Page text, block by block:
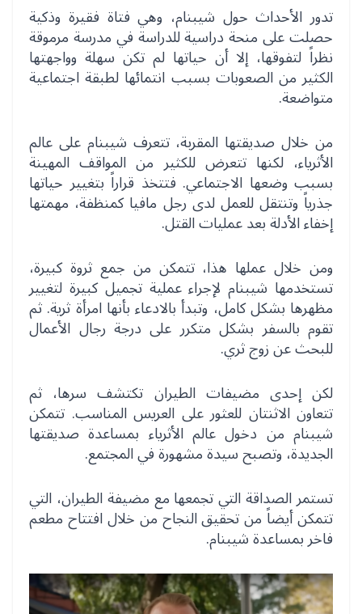
تدور الأحداث حول شيبنام، وهي فتاة فقيرة وذكية
حصلت على منحة دراسية للدراسة في مدرسة مرموقة
نظراً لتفوقها، إلا أن حياتها لم تكن سهلة وواجهتها
الكثير من الصعوبات بسبب انتمائها لطبقة اجتماعية
متواضعة.
من خلال صديقتها المقربة، تتعرف شيبنام على عالم
الأثرياء، لكنها تتعرض للكثير من المواقف المهينة
بسبب وضعها الاجتماعي. فتتخذ قراراً بتغيير حياتها
جذرياً وتنتقل للعمل لدى رجل مافيا كمنظفة، مهمتها
إخفاء الأدلة بعد عمليات القتل.
ومن خلال عملها هذا، تتمكن من جمع ثروة كبيرة،
تستخدمها شيبنام لإجراء عملية تجميل كبيرة لتغيير
مظهرها بشكل كامل، وتبدأ بالادعاء بأنها امرأة ثرية. ثم
تقوم بالسفر بشكل متكرر على درجة رجال الأعمال
للبحث عن زوج ثري.
لكن إحدى مضيفات الطيران تكتشف سرها، ثم
تتعاون الاثنتان للعثور على العريس المناسب. تتمكن
شيبنام من دخول عالم الأثرياء بمساعدة صديقتها
الجديدة، وتصبح سيدة مشهورة في المجتمع.
تستمر الصداقة التي تجمعها مع مضيفة الطيران، التي
تتمكن أيضاً من تحقيق النجاح من خلال افتتاح مطعم
فاخر بمساعدة شيبنام.